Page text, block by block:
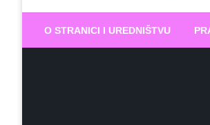
O STRANICI I UREDNIŠTVU